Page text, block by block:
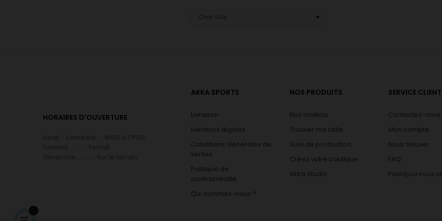
HORAIRES D’OUVERTURE
AKKA SPORTS
Livraison
Mentions légales
Conditions Générales de
ventes
Politique de
confidentialité
Qui sommes-nous ?
NOS PRODUITS
Nos maillots
Trouver ma taille
Suivi de production
Créez votre boutique
Akka Studio
SERVICE CLIENT
Contactez-nous
Mon compte
Nous trouver
FAQ
Pourquoi nous